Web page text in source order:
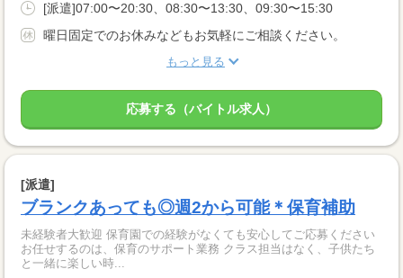
[派遣]07:00〜20:30、08:30〜13:30、09:30〜15:30
曜日固定でのお休みなどもお気軽にご相談ください。
もっと見る
応募する（バイトル求人）
[派遣]
ブランクあっても◎週2から可能＊保育補助
未経験者大歓迎 保育園での経験がなくても安心してご応募ください
お任せするのは、保育のサポート業務 クラス担当はなく、子供たち
と一緒に楽しい時...